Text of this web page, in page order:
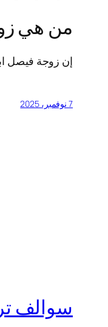
من هي
إن زوجة فيصل
7 نوفمبر، 2025
سوالف